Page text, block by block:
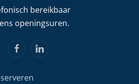
bereikbaar
openingsuren.